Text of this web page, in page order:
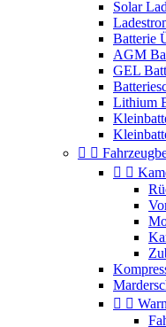
Solar
Batterie
AGM
GEL
Lithium
 
 
 